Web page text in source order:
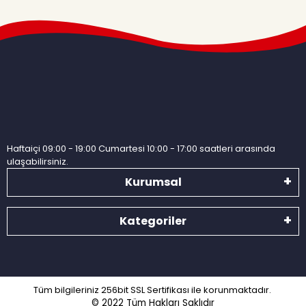
Haftaiçi 09:00 - 19:00 Cumartesi 10:00 - 17:00 saatleri arasında
ulaşabilirsiniz.
Kurumsal
Kategoriler
Tüm bilgileriniz 256bit SSL Sertifikası ile korunmaktadır.
© 2022 Tüm Hakları Saklıdır